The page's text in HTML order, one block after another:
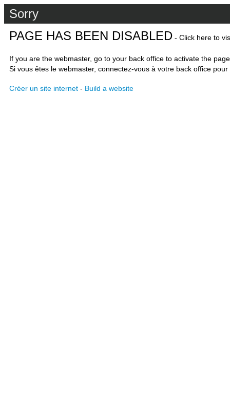
Sorry
PAGE HAS BEEN DISABLED - Click here to
If you are the webmaster, go to your back office to activate the
Si vous êtes le webmaster, connectez-vous à votre back office
Créer un site internet - Build a website